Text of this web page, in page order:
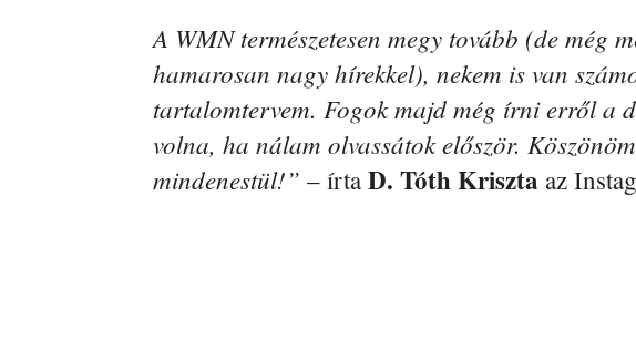
A WMN természetesen megy tovább (de még
hamarosan nagy hírekkel), nekem is van
tartalomtervem. Fogok majd még írni erről a
volna, ha nálam olvassátok először.
mindenestül!” – írta D. Tóth Kriszta az